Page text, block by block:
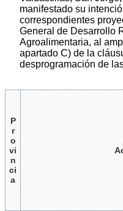
manifestado su
correspondientes
General de Desarrollo
Agroalimentaria, al
apartado C) de la
desprogramación de
P
r
o
vi
n
ci
a